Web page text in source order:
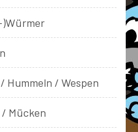
)Würmer
Hummeln / Wespen
/ Mücken